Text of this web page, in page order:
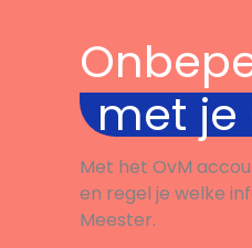
met je
Met het OvM
en regel je welke
Meester.